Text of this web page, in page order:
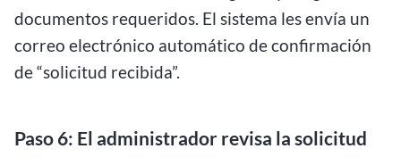
documentos requeridos. El sistema les envía un
correo electrónico automático de confirmación
de “solicitud recibida”.
Paso 6: El administrador revisa la solicitud